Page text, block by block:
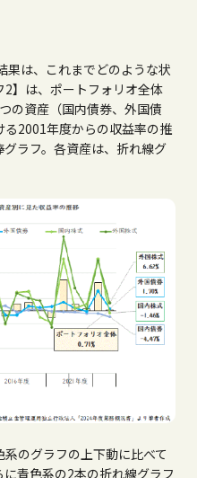
果は、これまでどのような状
】は、ポートフォリオ全体
の資産（国内債券、外国債
2001年度からの収益率の推
ラフ。各資産は、折れ線グ
のグラフの上下動に比べて
青色系の2本の折れ線グラフ